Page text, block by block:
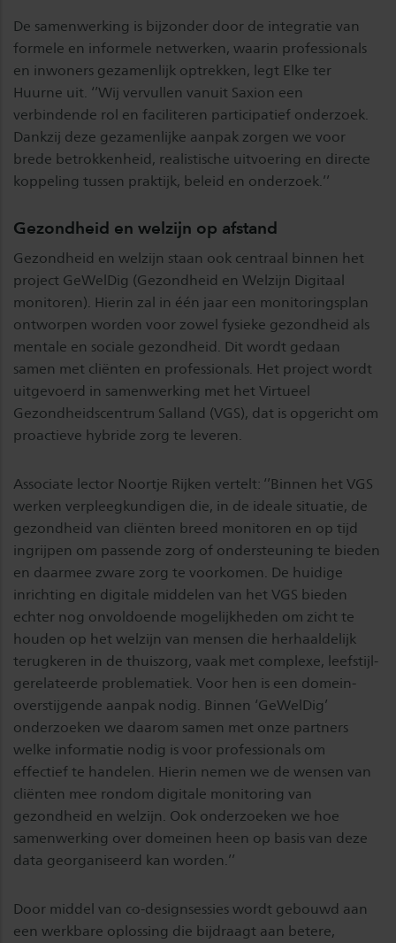
De samenwerking is bijzonder door de integratie van
formele en informele netwerken, waarin professionals
en inwoners gezamenlijk optrekken, legt Elke ter
Huurne uit. ‘’Wij vervullen vanuit Saxion een
verbindende rol en faciliteren participatief onderzoek.
Dankzij deze gezamenlijke aanpak zorgen we voor
brede betrokkenheid, realistische uitvoering en directe
koppeling tussen praktijk, beleid en onderzoek.’’
Gezondheid en welzijn op afstand
Gezondheid en welzijn staan ook centraal binnen het
project GeWelDig (Gezondheid en Welzijn Digitaal
monitoren). Hierin zal in één jaar een monitoringsplan
ontworpen worden voor zowel fysieke gezondheid als
mentale en sociale gezondheid. Dit wordt gedaan
samen met cliënten en professionals. Het project wordt
uitgevoerd in samenwerking met het Virtueel
Gezondheidscentrum Salland (VGS), dat is opgericht om
proactieve hybride zorg te leveren.
Associate lector Noortje Rijken vertelt: ‘’Binnen het VGS
werken verpleegkundigen die, in de ideale situatie, de
gezondheid van cliënten breed monitoren en op tijd
ingrijpen om passende zorg of ondersteuning te bieden
en daarmee zware zorg te voorkomen. De huidige
inrichting en digitale middelen van het VGS bieden
echter nog onvoldoende mogelijkheden om zicht te
houden op het welzijn van mensen die herhaaldelijk
terugkeren in de thuiszorg, vaak met complexe, leefstijl-
gerelateerde problematiek. Voor hen is een domein-
overstijgende aanpak nodig. Binnen ‘GeWelDig’
onderzoeken we daarom samen met onze partners
welke informatie nodig is voor professionals om
effectief te handelen. Hierin nemen we de wensen van
cliënten mee rondom digitale monitoring van
gezondheid en welzijn. Ook onderzoeken we hoe
samenwerking over domeinen heen op basis van deze
data georganiseerd kan worden.’’
Door middel van co-designsessies wordt gebouwd aan
een werkbare oplossing die bijdraagt aan betere,